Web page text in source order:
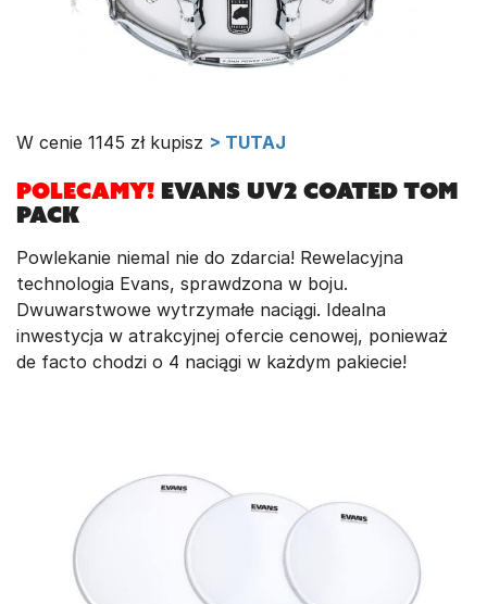
W cenie 1145 zł kupisz > TUTAJ
POLECAMY! Evans UV2 Coated Tom
Pack
Powlekanie niemal nie do zdarcia! Rewelacyjna
technologia Evans, sprawdzona w boju.
Dwuwarstwowe wytrzymałe naciągi. Idealna
inwestycja w atrakcyjnej ofercie cenowej, ponieważ
de facto chodzi o 4 naciągi w każdym pakiecie!